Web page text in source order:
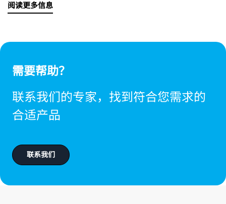
阅读更多信息
需要帮助？
联系我们的专家，找到符合您需求的
合适产品
联系我们